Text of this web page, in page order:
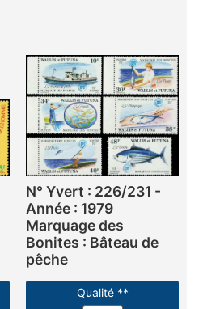
N° Yvert : 226/231 -
Année : 1979
Marquage des
Bonites : Bâteau de
pêche
Qualité **